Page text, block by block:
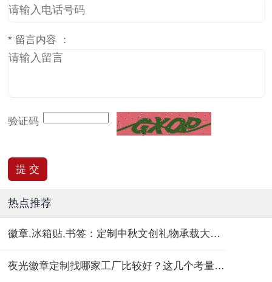
* 留言内容 ：
验证码
热点推荐
徽章,冰箱贴,书签：定制中秋文创礼物承载大团圆！
夜光徽章定制找哪家工厂比较好？这几个考量维度要记住！